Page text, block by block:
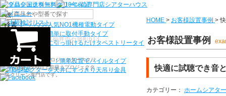
検索
HOME > お客様設置事例 >
お客様設置事例
快適に試聴でき音
カテゴリー： ホームシアター
機種から選ぶ
シアターハウス人気NO1機種電動タイプ
電源工事なしで簡単に取付手動タイプ
ネジ付きフックに引っ掛けるだけタペストリータイ
持ち運びらくらく！簡単設置モバイルタイプ
プロジェクターを天井にすっきり 天吊り金具
〒910-0122 福井県福井市石盛町613
シアターハウスは、プロジェクタースクリ
ーンを全部で500以上取扱うプロジェクタ
ースクリーン専門店です。